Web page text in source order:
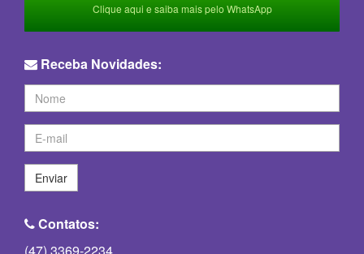
Clique aqui e saiba mais pelo WhatsApp
Receba Novidades:
Enviar
Contatos: